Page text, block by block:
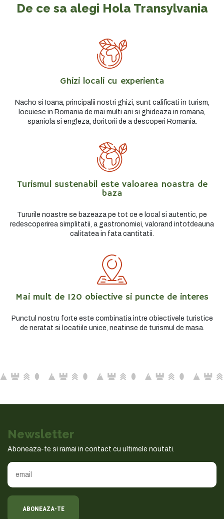
De ce sa alegi Hola Transylvania
Ghizi locali cu experienta
Nacho si Ioana, principalii nostri ghizi, sunt calificati in turism,
locuiesc in Romania de mai multi ani si ghideaza in romana,
spaniola si engleza, doritorii de a descoperi Romania.
Turismul sustenabil este valoarea noastra de
baza
Tururile noastre se bazeaza pe tot ce e local si autentic, pe
redescoperirea simplitatii, a gastronomiei, valorand intotdeauna
calitatea in fata cantitatii.
Mai mult de 120 obiective si puncte de interes
Punctul nostru forte este combinatia intre obiectivele turistice
de neratat si locatiile unice, neatinse de turismul de masa.
Newsletter
Aboneaza-te si ramai in contact cu ultimele noutati.
ABONEAZA-TE